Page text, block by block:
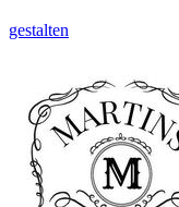
gestalten